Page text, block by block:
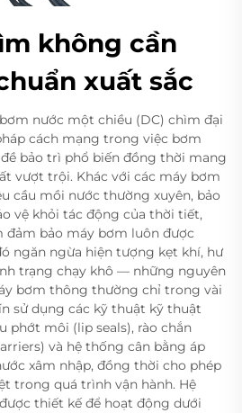
không cần
xuất sắc
nước một chiều (DC) chìm đại
cách mạng trong việc bơm
bảo trì phổ biến đồng thời mang
vượt trội. Khác với các máy bơm
cầu mồi nước thường xuyên, bảo
vệ khỏi tác động của thời tiết,
đảm bảo máy bơm luôn được
ngăn ngừa hiện tượng kẹt khí, hư
trạng chạy khô — những nguyên
bơm thông thường chỉ trong vài
sử dụng các kỹ thuật kỹ thuật
phớt môi (lip seals), rào chắn
và hệ thống cân bằng áp
xâm nhập, đồng thời cho phép
trong quá trình vận hành. Hệ
thiết kế để hoạt động dưới